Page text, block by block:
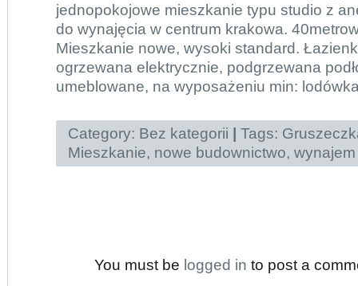
jednopokojowe mieszkanie typu studio z
do wynajęcia w centrum krakowa.
Mieszkanie nowe, wysoki standard.
ogrzewana elektrycznie, podgrzewana
umeblowane, na wyposażeniu min:
Category: Bez kategorii Tags:
Mieszkanie, nowe budownictwo, wynajem
You must be logged in to post a